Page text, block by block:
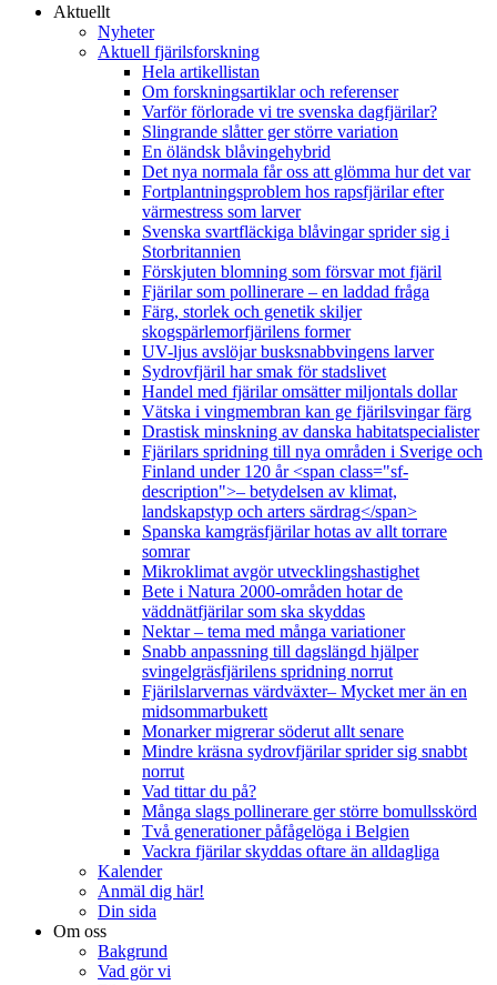
Aktuellt
Nyheter
Aktuell fjärilsforskning
Hela artikellistan
Om forskningsartiklar och referenser
Varför förlorade vi tre svenska dagfjärilar?
Slingrande slåtter ger större variation
En öländsk blåvingehybrid
Det nya normala får oss att glömma hur det var
Fortplantningsproblem hos rapsfjärilar efter
värmestress som larver
Svenska svartfläckiga blåvingar sprider sig i
Storbritannien
Förskjuten blomning som försvar mot fjäril
Fjärilar som pollinerare – en laddad fråga
Färg, storlek och genetik skiljer
skogspärlemorfjärilens former
UV-ljus avslöjar busksnabbvingens larver
Sydrovfjäril har smak för stadslivet
Handel med fjärilar omsätter miljontals dollar
Vätska i vingmembran kan ge fjärilsvingar färg
Drastisk minskning av danska habitatspecialister
Fjärilars spridning till nya områden i Sverige och
Finland under 120 år <span class="sf-
description">– betydelsen av klimat,
landskapstyp och arters särdrag</span>
Spanska kamgräsfjärilar hotas av allt torrare
somrar
Mikroklimat avgör utvecklingshastighet
Bete i Natura 2000-områden hotar de
väddnätfjärilar som ska skyddas
Nektar – tema med många variationer
Snabb anpassning till dagslängd hjälper
svingelgräsfjärilens spridning norrut
Fjärilslarvernas värdväxter– Mycket mer än en
midsommarbukett
Monarker migrerar söderut allt senare
Mindre kräsna sydrovfjärilar sprider sig snabbt
norrut
Vad tittar du på?
Många slags pollinerare ger större bomullsskörd
Två generationer påfågelöga i Belgien
Vackra fjärilar skyddas oftare än alldagliga
Kalender
Anmäl dig här!
Din sida
Om oss
Bakgrund
Vad gör vi